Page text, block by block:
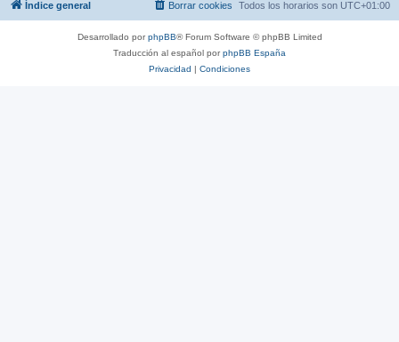
Índice general Todos los horarios son UTC+01:00
Borrar cookies
Desarrollado porphpBB® Forum Software © phpBB Limited
Traducción al español porphpBB España
Privacidad | Condiciones